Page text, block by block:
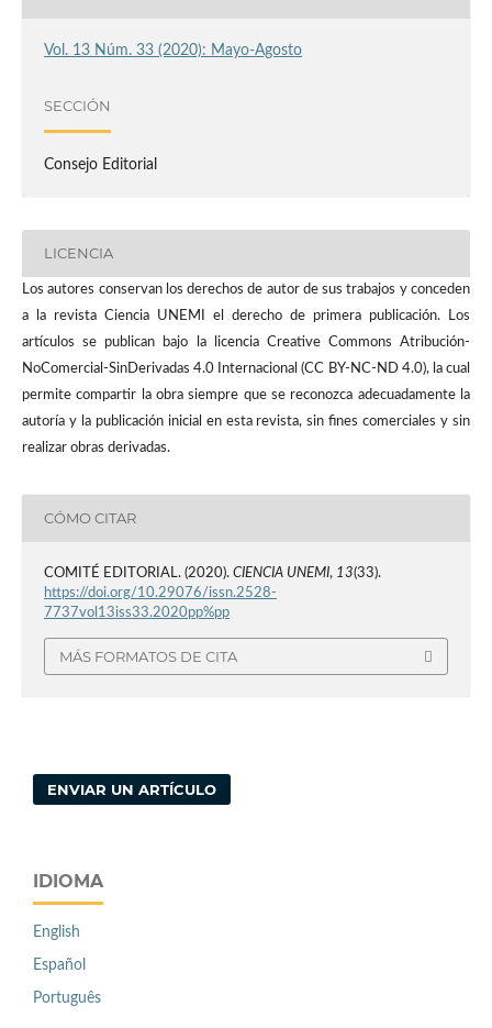
Vol. 13 Núm. 33 (2020): Mayo-Agosto
SECCIÓN
Consejo Editorial
LICENCIA
Los autores conservan los derechos de autor de sus trabajos y conceden
a la revista Ciencia UNEMI el derecho de primera publicación. Los
artículos se publican bajo la licencia Creative Commons Atribución-
NoComercial-SinDerivadas 4.0 Internacional (CC BY-NC-ND 4.0), la cual
permite compartir la obra siempre que se reconozca adecuadamente la
autoría y la publicación inicial en esta revista, sin fines comerciales y sin
realizar obras derivadas.
CÓMO CITAR
COMITÉ EDITORIAL. (2020). CIENCIA UNEMI, 13(33).
https://doi.org/10.29076/issn.2528-
7737vol13iss33.2020pp%pp
MÁS FORMATOS DE CITA
ENVIAR UN ARTÍCULO
IDIOMA
English
Español
Português